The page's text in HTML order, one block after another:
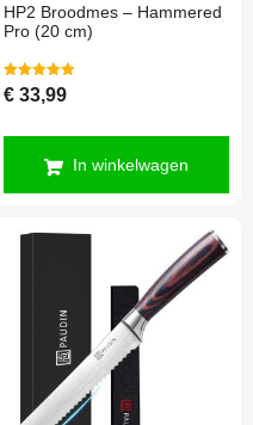
HP2 Broodmes – Hammered
Pro (20 cm)
Gewaardeerd
5.00
€ 33,99
In winkelwagen